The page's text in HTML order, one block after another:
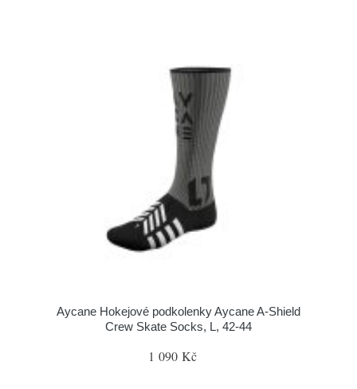
Aycane Hokejové podkolenky Aycane A-Shield
Crew Skate Socks, L, 42-44
1 090 Kč